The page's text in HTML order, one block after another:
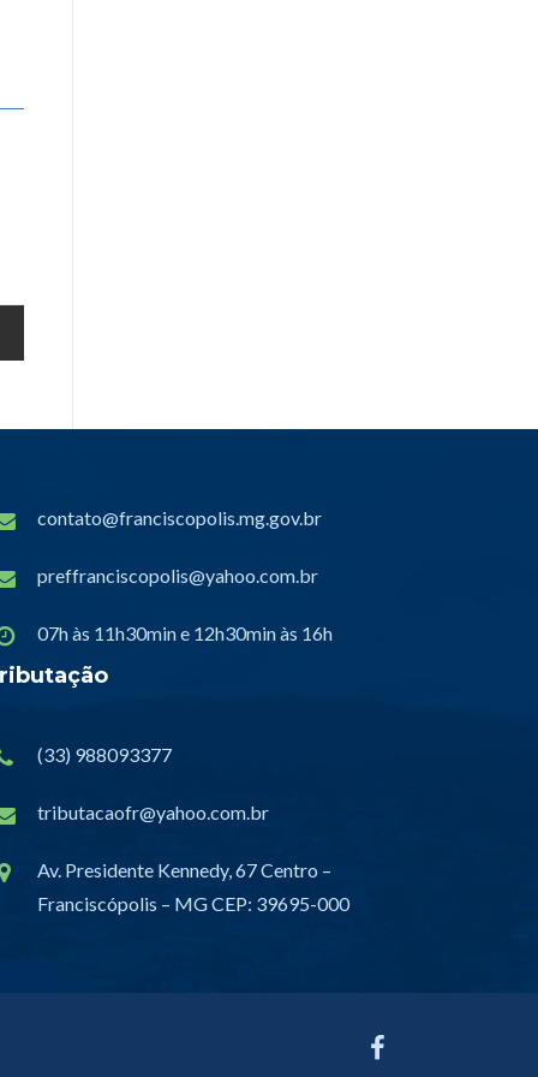
contato@franciscopolis.mg.gov.br
preffranciscopolis@yahoo.com.br
07h às 11h30min e 12h30min às 16h
(33) 988093377
tributacaofr@yahoo.com.br
Av. Presidente Kennedy, 67 Centro –
Franciscópolis – MG CEP: 39695-000